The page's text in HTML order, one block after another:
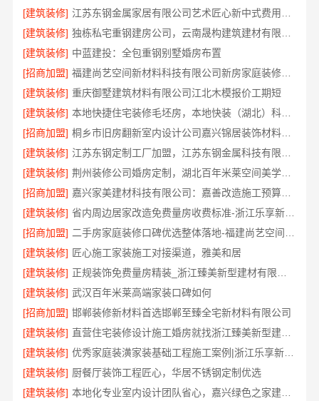
[建筑装修]
[建筑装修]
[建筑装修] 中蓝建投：全包重钢别墅婚房布置
[招商加盟]
福建尚艺空间新材料科技有限公司新房家庭装修上门量房整体落地
[建筑装修] 重庆御墅建筑材料有限公司江北木模报价工期短
[建筑装修]
本地快捷住宅装修毛坯房，本地快装（湖北）科技有限公司透明报价
[招商加盟]
桐乡市旧房翻新室内设计公司嘉兴锦居装饰材料有限公司
[建筑装修]
[建筑装修]
荆州装修公司婚房定制，湖北百年米莱空间美学装饰材料有限公司专属设计方案
[招商加盟]
嘉兴家美建材科技有限公司：嘉善改造施工预算指南
[建筑装修]
省内周边居家改造免费量房收费标准-浙江乐享新材料有限公司
[招商加盟]
[建筑装修] 匠心施工家装施工对接渠道，雅美和居
[建筑装修]
[建筑装修] 武汉百年米莱高端家装口碑如何
[招商加盟] 邯郸装修新材料首选邯郸至臻全宅新材料有限公司
[建筑装修]
直营住宅装修设计施工婚房就找浙江臻美新型建材有限公司
[建筑装修]
优秀家庭装潢家装基础工程施工案例|浙江乐享新材料有限公司
[建筑装修] 厨餐厅装饰工程匠心，华居不锈钢定制优选
[建筑装修]
本地化专业室内设计团队省心，嘉兴绿色之家建材科技有限公司全程托管